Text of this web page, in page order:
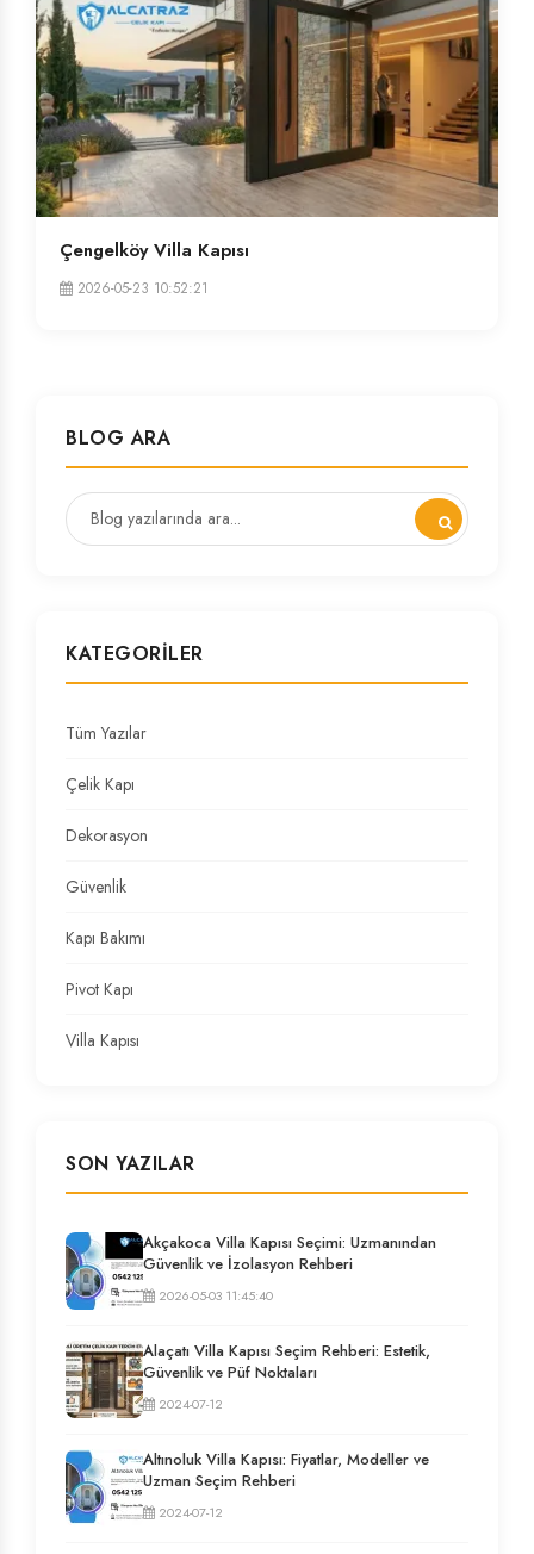
Çengelköy Villa Kapısı
2026-05-23 10:52:21
BLOG ARA
KATEGORILER
Tüm Yazılar
Çelik Kapı
Dekorasyon
Güvenlik
Kapı Bakımı
Pivot Kapı
Villa Kapısı
SON YAZILAR
Akçakoca Villa Kapısı Seçimi: Uzmanından
Güvenlik ve İzolasyon Rehberi
2026-05-03 11:45:40
Alaçatı Villa Kapısı Seçim Rehberi: Estetik,
Güvenlik ve Püf Noktaları
2024-07-12
Altınoluk Villa Kapısı: Fiyatlar, Modeller ve
Uzman Seçim Rehberi
2024-07-12